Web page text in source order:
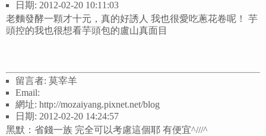
日期: 2012-02-20 10:11:03
老麵發酵一顆才十元，真的好誘人 我也很愛吃蔥花卷呢！ 芋
頭控的我也很想看芋頭包的盧山真面目
留言者: 莫宰羊
Email:
網址: http://mozaiyang.pixnet.net/blog
日期: 2012-02-20 14:24:57
黑默：省錢一族 完全可以考慮這個耶 有便宜^///^